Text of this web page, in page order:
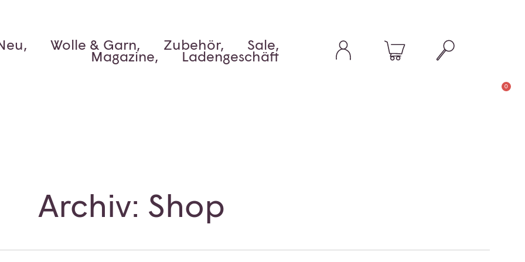
Wolle & Garn, Zubehör, Sale,
Magazine, Ladengeschäft
0
Archiv: Shop